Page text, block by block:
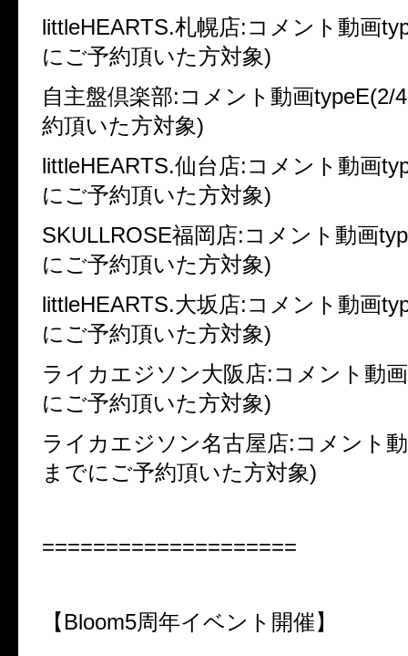
littleHEARTS.札幌店:コメント動画
にご予約頂いた方対象)
自主盤倶楽部:コメント動画typeE(2/
約頂いた方対象)
littleHEARTS.仙台店:コメント動画
にご予約頂いた方対象)
SKULLROSE福岡店:コメント動画
にご予約頂いた方対象)
littleHEARTS.大坂店:コメント動画
にご予約頂いた方対象)
ライカエジソン大阪店:コメント動
にご予約頂いた方対象)
ライカエジソン名古屋店:コメント
までにご予約頂いた方対象)
====================
【Bloom5周年イベント開催】